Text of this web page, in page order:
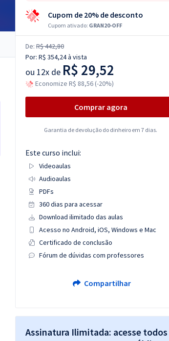
Cupom de 20% de desconto
Cupom ativado: GRAN20-OFF
De: R$ 442,80
Por: R$ 354,24à vista
ou 12x de R$ 29,52
Economize R$ 88,56 (-20%)
Comprar agora
Garantia de devolução do dinheiro em 7 dias.
Este curso inclui:
Videoaulas
Audioaulas
PDFs
360 dias para acessar
Download ilimitado das aulas
Acesso no Android, iOS, Windows e Mac
Certificado de conclusão
Fórum de dúvidas com professores
Compartilhar
Assinatura Ilimitada: acesse todos